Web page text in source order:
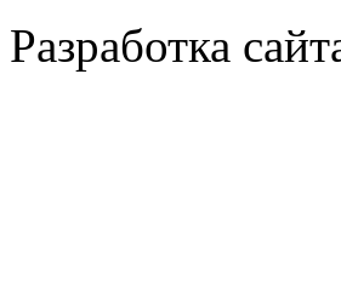
Разработка